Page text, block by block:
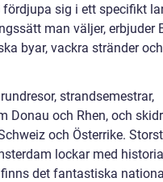
sig i ett specifikt
man väljer, erbjuder
byar, vackra stränder och
strandsemestrar,
Donau och Rhen, och
och Österrike.
lockar med
det fantastiska